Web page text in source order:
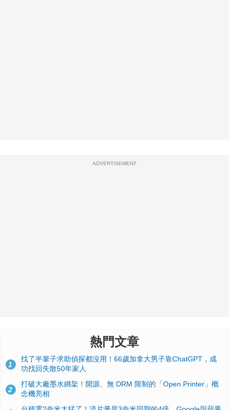
ADVERTISEMENT
熱門文章
1
找了半輩子求助偵探都沒用！66歲加拿大男子靠ChatGPT，成
功找回失散50年家人
2
打破大廠墨水綁架！開源、無 DRM 限制的「Open Printer」概
念機亮相